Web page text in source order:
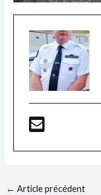
← Article précédent